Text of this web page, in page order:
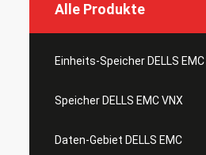
Alle Produkte
Einheits-Speicher DELLS EMC
Speicher DELLS EMC VNX
Daten-Gebiet DELLS EMC